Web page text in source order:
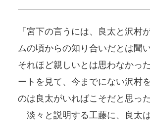
「宮下の言うには、良太と沢村
ムの頃からの知り合いだとは聞
それほど親しいとは思わなかっ
ートを見て、今までにない沢村
のは良太がいればこそだと思った
淡々と説明する工藤に、良太